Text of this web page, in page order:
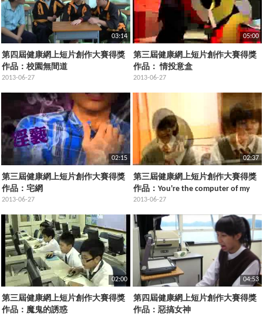
03:14
第四屆健康網上短片創作大賽得獎
作品：校園無間道
2013-06-27
05:00
第三屆健康網上短片創作大賽得獎
作品： 情投意盒
2013-06-27
02:15
第三屆健康網上短片創作大賽得獎
作品：宅網
2013-06-27
02:37
第三屆健康網上短片創作大賽得獎
作品：You're the computer of my
eyes
2013-06-27
02:00
第三屆健康網上短片創作大賽得獎
作品：魔鬼的誘惑
04:53
第四屆健康網上短片創作大賽得獎
作品：惡搞女神